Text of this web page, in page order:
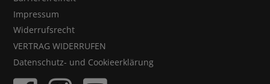
Impressum
Widerrufsrecht
VERTRAG WIDERRUFEN
Datenschutz- und Cookieerklärung